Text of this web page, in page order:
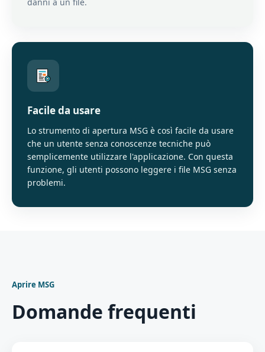
Facile da usare
Lo strumento di apertura MSG è così facile da usare
che un utente senza conoscenze tecniche può
semplicemente utilizzare l'applicazione. Con questa
funzione, gli utenti possono leggere i file MSG senza
problemi.
Aprire MSG
Domande frequenti